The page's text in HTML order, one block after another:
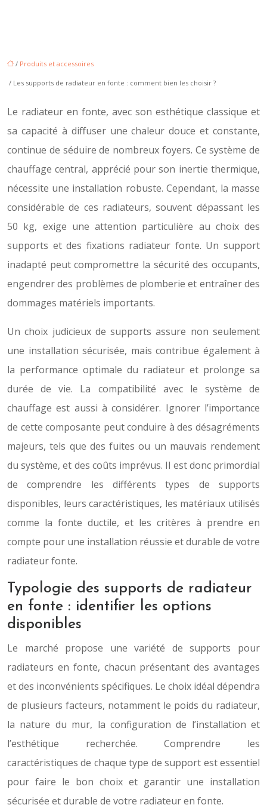
/ Produits et accessoires
/ Les supports de radiateur en fonte : comment bien les choisir ?
Le radiateur en fonte, avec son esthétique classique et
sa capacité à diffuser une chaleur douce et constante,
continue de séduire de nombreux foyers. Ce système de
chauffage central, apprécié pour son inertie thermique,
nécessite une installation robuste. Cependant, la masse
considérable de ces radiateurs, souvent dépassant les
50 kg, exige une attention particulière au choix des
supports et des fixations radiateur fonte. Un support
inadapté peut compromettre la sécurité des occupants,
engendrer des problèmes de plomberie et entraîner des
dommages matériels importants.
Un choix judicieux de supports assure non seulement
une installation sécurisée, mais contribue également à
la performance optimale du radiateur et prolonge sa
durée de vie. La compatibilité avec le système de
chauffage est aussi à considérer. Ignorer l’importance
de cette composante peut conduire à des désagréments
majeurs, tels que des fuites ou un mauvais rendement
du système, et des coûts imprévus. Il est donc primordial
de comprendre les différents types de supports
disponibles, leurs caractéristiques, les matériaux utilisés
comme la fonte ductile, et les critères à prendre en
compte pour une installation réussie et durable de votre
radiateur fonte.
Typologie des supports de radiateur
en fonte : identifier les options
disponibles
Le marché propose une variété de supports pour
radiateurs en fonte, chacun présentant des avantages
et des inconvénients spécifiques. Le choix idéal dépendra
de plusieurs facteurs, notamment le poids du radiateur,
la nature du mur, la configuration de l’installation et
l’esthétique recherchée. Comprendre les
caractéristiques de chaque type de support est essentiel
pour faire le bon choix et garantir une installation
sécurisée et durable de votre radiateur en fonte.